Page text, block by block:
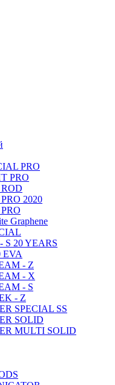
PRO
PRO
2020
Graphene
S 20 YEARS
EVA
- Z
- X
- S
- Z
SPECIAL SS
SOLID
MULTI SOLID